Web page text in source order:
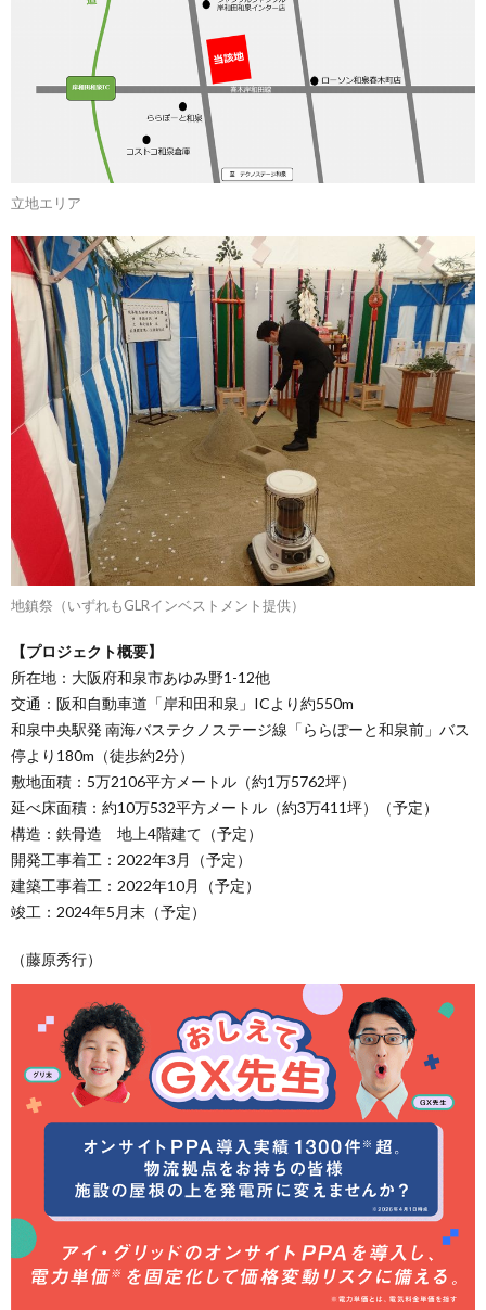
立地エリア
地鎮祭（いずれもGLRインベストメント提供）
【プロジェクト概要】
所在地：大阪府和泉市あゆみ野1-12他
交通：阪和自動車道「岸和田和泉」ICより約550m
和泉中央駅発 南海バステクノステージ線「ららぽーと和泉前」バス
停より180m（徒歩約2分）
敷地面積：5万2106平方メートル（約1万5762坪）
延べ床面積：約10万532平方メートル（約3万411坪）（予定）
構造：鉄骨造 地上4階建て（予定）
開発工事着工：2022年3月（予定）
建築工事着工：2022年10月（予定）
竣工：2024年5月末（予定）
（藤原秀行）